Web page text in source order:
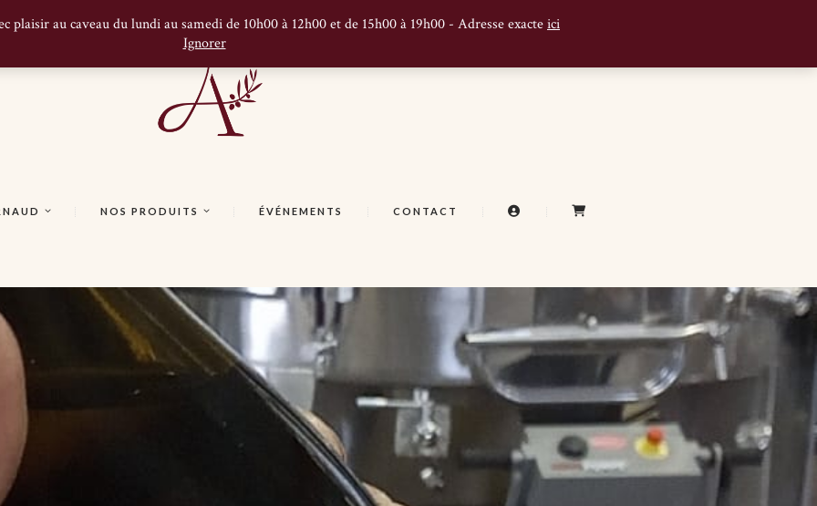
NOS PRODUITS ÉVÉNEMENTS CONTACT
plaisir au caveau du lundi au samedi de 10h00 à 12h00 et de 15h00 à 19h00 - Adresse exacteici
Ignorer